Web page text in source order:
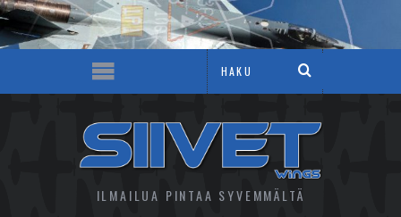
ILMAILUA PINTAA SYVEMMÄLTÄ